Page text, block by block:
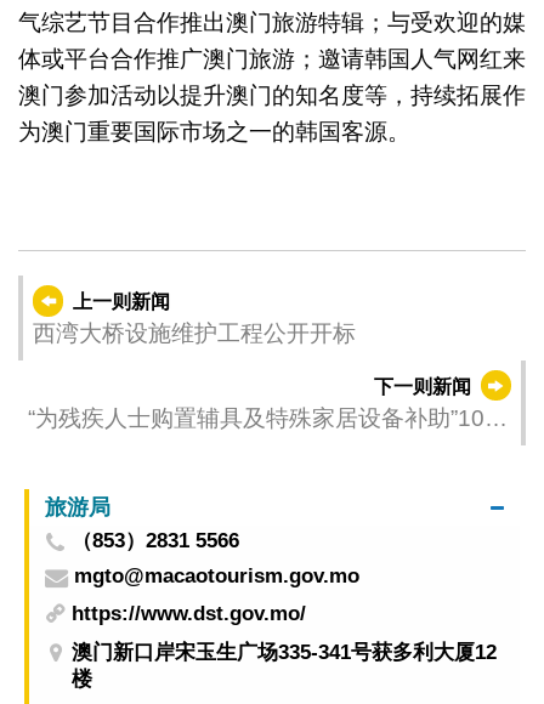
气综艺节目合作推出澳门旅游特辑；与受欢迎的媒
体或平台合作推广澳门旅游；邀请韩国人气网红来
澳门参加活动以提升澳门的知名度等，持续拓展作
为澳门重要国际市场之一的韩国客源。
上一则新闻
西湾大桥设施维护工程公开开标
下一则新闻
“为残疾人士购置辅具及特殊家居设备补助”10月
旅游局
（853）2831 5566
mgto@macaotourism.gov.mo
https://www.dst.gov.mo/
澳门新口岸宋玉生广场335-341号获多利大厦12
楼